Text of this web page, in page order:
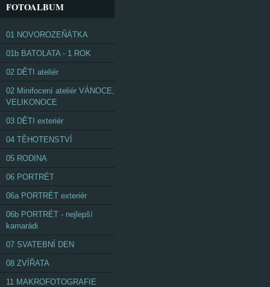
FOTOALBUM
01 NOVOROZEŇÁTKA
01b BATOLATA - 1 ROK
02 DĚTI ateliér
02 Minifocení ateliér VÁNOCE,
VELIKONOCE
03 DĚTI exteriér
04 TĚHOTENSTVÍ
05 RODINA
06 PORTRÉT
06a PORTRÉT exteriér
06b PORTRÉT - nejlepší
kamarádi
07 SVATEBNÍ DEN
08 ZVÍŘATA
11 MAKROFOTOGRAFIE